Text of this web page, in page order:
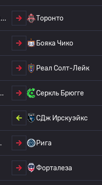
Торонто
Бояка Чико
Реал Солт-Лейк
Серкль Брюгге
СДж Ирскуэйкс
Рига
Форталеза